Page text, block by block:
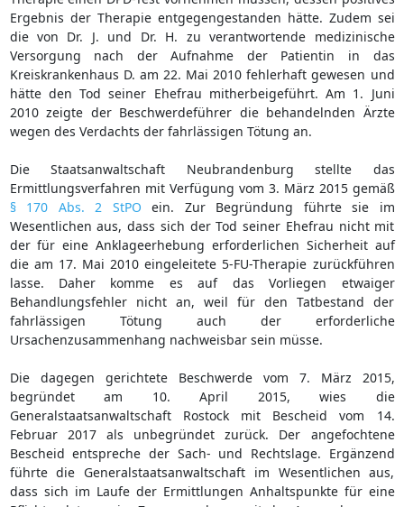
Ergebnis der Therapie entgegengestanden hätte. Zudem sei
die von Dr. J. und Dr. H. zu verantwortende medizinische
Versorgung nach der Aufnahme der Patientin in das
Kreiskrankenhaus D. am 22. Mai 2010 fehlerhaft gewesen und
hätte den Tod seiner Ehefrau mitherbeigeführt. Am 1. Juni
2010 zeigte der Beschwerdeführer die behandelnden Ärzte
wegen des Verdachts der fahrlässigen Tötung an.
Die Staatsanwaltschaft Neubrandenburg stellte das
Ermittlungsverfahren mit Verfügung vom 3. März 2015 gemäß
§ 170 Abs. 2 StPO ein. Zur Begründung führte sie im
Wesentlichen aus, dass sich der Tod seiner Ehefrau nicht mit
der für eine Anklageerhebung erforderlichen Sicherheit auf
die am 17. Mai 2010 eingeleitete 5-FU-Therapie zurückführen
lasse. Daher komme es auf das Vorliegen etwaiger
Behandlungsfehler nicht an, weil für den Tatbestand der
fahrlässigen Tötung auch der erforderliche
Ursachenzusammenhang nachweisbar sein müsse.
Die dagegen gerichtete Beschwerde vom 7. März 2015,
begründet am 10. April 2015, wies die
Generalstaatsanwaltschaft Rostock mit Bescheid vom 14.
Februar 2017 als unbegründet zurück. Der angefochtene
Bescheid entspreche der Sach- und Rechtslage. Ergänzend
führte die Generalstaatsanwaltschaft im Wesentlichen aus,
dass sich im Laufe der Ermittlungen Anhaltspunkte für eine